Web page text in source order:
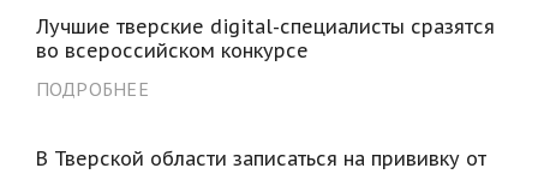
Лучшие тверские digital-специалисты сразятся
во всероссийском конкурсе
ПОДРОБНЕЕ
В Тверской области записаться на прививку от